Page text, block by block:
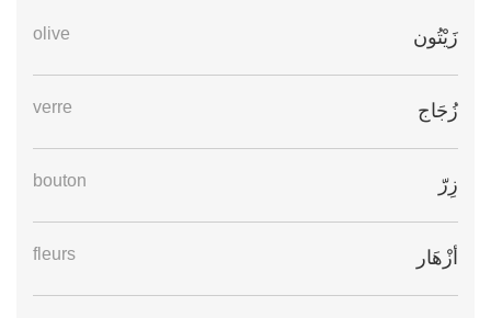
زَيْتُون olive
زُجَاج verre
زِرّ bouton
أزْهَار fleurs